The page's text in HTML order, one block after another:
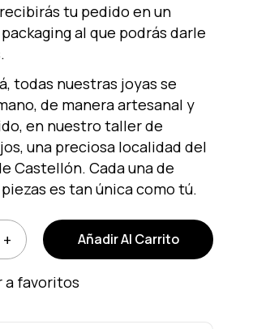
tu pedido en un
al que podrás darle
todas nuestras joyas se
de manera artesanal y
en nuestro taller de
una preciosa localidad del
Castellón. Cada una de
es tan única como tú.
Añadir Al Carrito
a favoritos